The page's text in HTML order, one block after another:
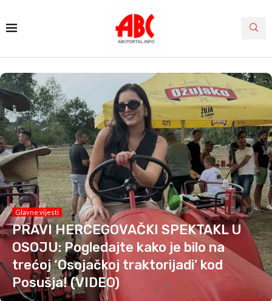
Glavne vijesti
PRAVI HERCEGOVAČKI SPEKTAKL U
OSOJU: Pogledajte kako je bilo na
trećoj ‘Osojačkoj traktorijadi’ kod
Posušja! (VIDEO)